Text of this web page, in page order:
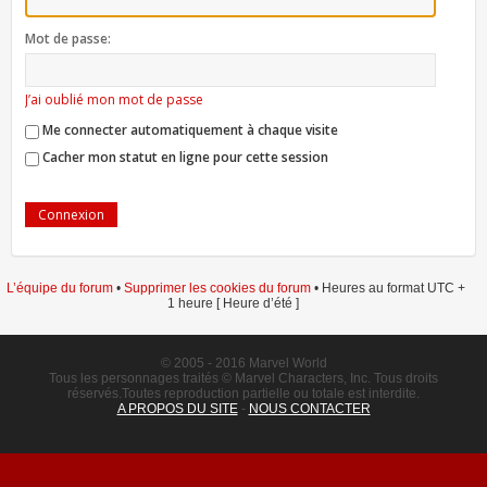
Mot de passe:
J’ai oublié mon mot de passe
Me connecter automatiquement à chaque visite
Cacher mon statut en ligne pour cette session
L’équipe du forum• Supprimer les cookies du forum• Heures au format UTC +
1 heure [ Heure d’été ]
© 2005 - 2016 Marvel World
Tous les personnages traités © Marvel Characters, Inc. Tous droits
réservés.Toutes reproduction partielle ou totale est interdite.
A PROPOS DU SITE- NOUS CONTACTER